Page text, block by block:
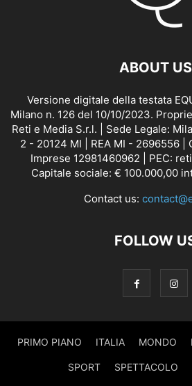
ABOUT US
Versione digitale della testata
Milano n. 126 del 10/10/2023.
Reti e Media S.r.l. | Sede Legale:
2 - 20124 MI | REA MI - 2696556 |
Imprese 12981460962 | PEC:
Capitale sociale: € 100.000,00
Contact us:
FOLLOW
PRIMO PIANO ITALIA MONDO
SPORT SPETTACOLO